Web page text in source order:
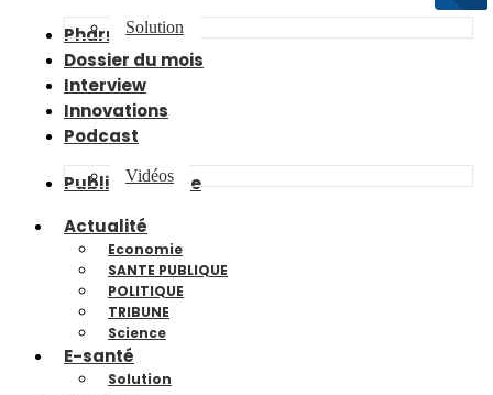
Solution
Pharma
Dossier du mois
Interview
Innovations
Podcast
Vidéos
Publireportage
Actualité
Economie
SANTE PUBLIQUE
POLITIQUE
TRIBUNE
Science
E-santé
Solution